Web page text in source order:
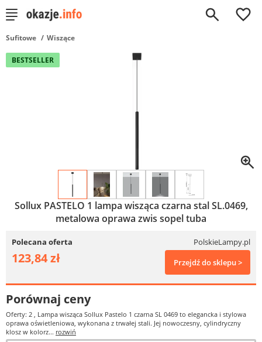
0
Sufitowe Wiszące
BESTSELLER
Sollux PASTELO 1 lampa wisząca czarna stal SL.0469,
metalowa oprawa zwis sopel tuba
Polecana oferta PolskieLampy.pl
123,84 zł Przejdź do sklepu >
Porównaj ceny
Oferty: 2 , Lampa wisząca Sollux Pastelo 1 czarna SL 0469 to elegancka i stylowa
oprawa oświetleniowa, wykonana z trwałej stali. Jej nowoczesny, cylindryczny
klosz w kolorz... rozwiń